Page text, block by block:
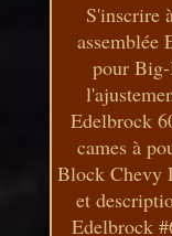
S'inscrire
assemblée
pour
Edelbrock
cames à
Block Chevy
et
Edelbrock